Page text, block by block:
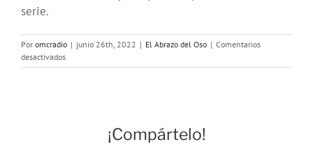
serie.
Por omcradio | junio 26th, 2022 | El Abrazo del Oso | Comentarios
desactivadosen
El
¡Compártelo!